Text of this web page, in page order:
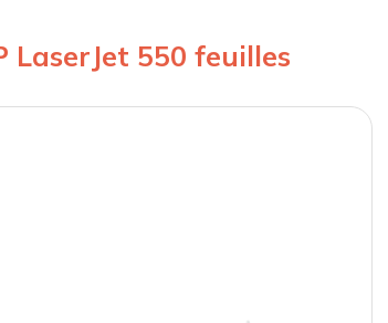
LaserJet 550 feuilles